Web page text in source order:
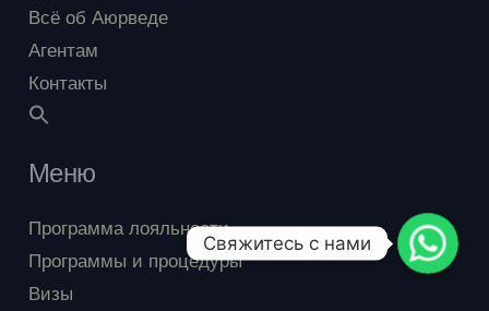
Всё об Аюрведе
Агентам
Контакты
Меню
Программа лояльности
Программы и процедуры
Визы
Свяжитесь с нами